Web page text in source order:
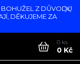
BOHUŽEL Z DŮVODU
DĚKUJEME ZA
0 ks
0 Kč